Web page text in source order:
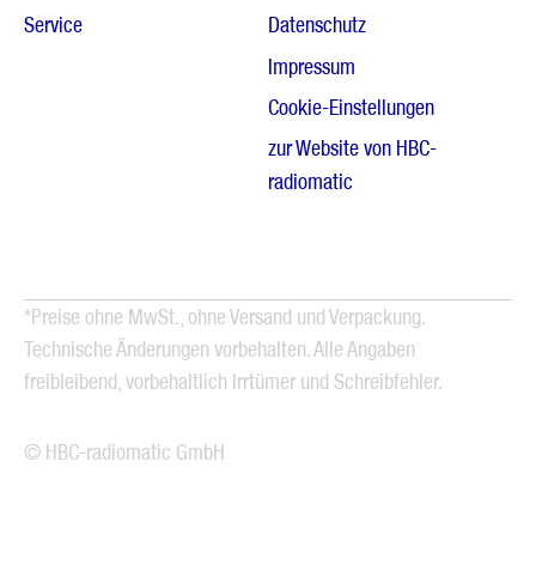
Service
Datenschutz
Impressum
Cookie-Einstellungen
zur Website von HBC-
radiomatic
*Preise ohne MwSt., ohne Versand und Verpackung.
Technische Änderungen vorbehalten. Alle Angaben
freibleibend, vorbehaltlich Irrtümer und Schreibfehler.
© HBC-radiomatic GmbH